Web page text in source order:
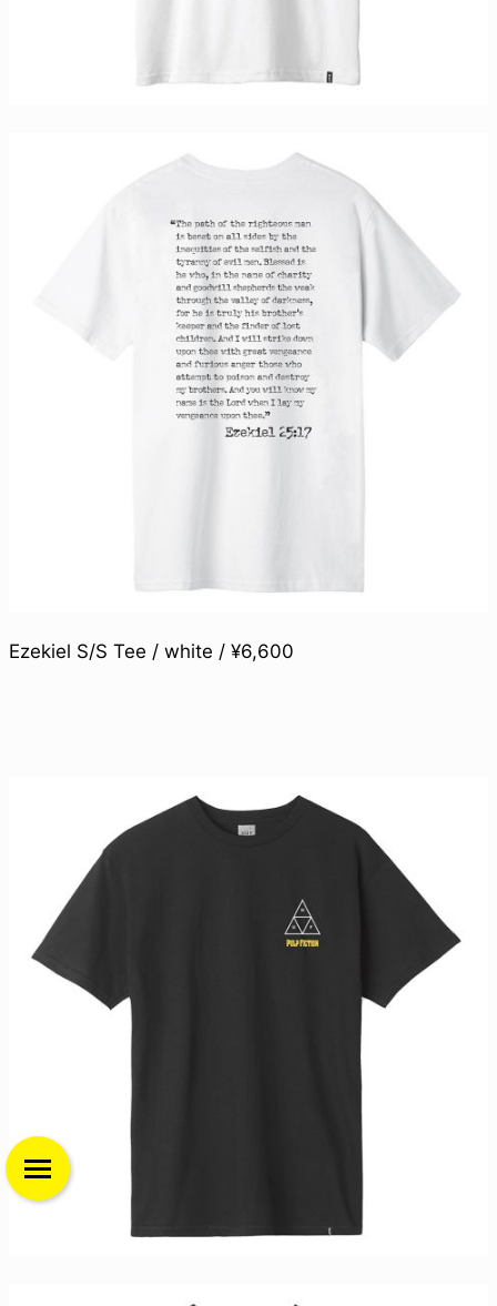
Ezekiel S/S Tee / white / ¥6,600